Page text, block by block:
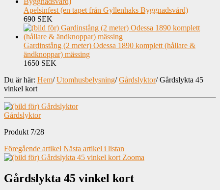
Apelsinfest (en tapet från Gyllenhaks Byggnadsvård)
690 SEK
Gardinstång (2 meter) Odessa 1890 komplett (hållare &
ändknoppar) mässing
1650 SEK
Du är här: Hem/ Utomhusbelysning/ Gårdslyktor/Gårdslykta 45
vinkel kort
Gårdslyktor
Produkt 7/28
Föregående artikel Nästa artikel i listan
Zooma
Gårdslykta 45 vinkel kort